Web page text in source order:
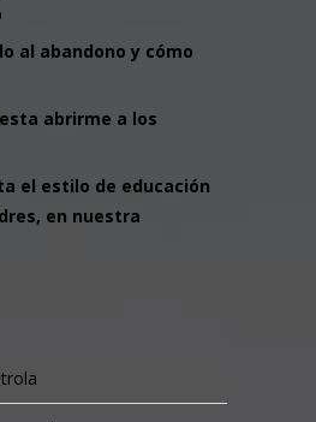
al abandono y cómo
abrirme a los
el estilo de educación
en nuestra